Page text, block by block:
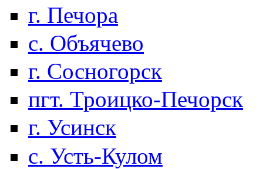
г. Печора
с. Объячево
г. Сосногорск
пгт. Троицко-Печорск
г. Усинск
с. Усть-Кулом